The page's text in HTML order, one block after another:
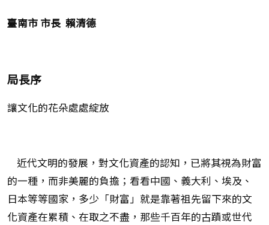
臺南市 市長 賴清德
局長序
讓文化的花朵處處綻放
近代文明的發展，對文化資產的認知，已將其視為財富
的一種，而非美麗的負擔；看看中國、義大利、埃及、
日本等等國家，多少「財富」就是靠著祖先留下來的文
化資產在累積、在取之不盡，那些千百年的古蹟或世代